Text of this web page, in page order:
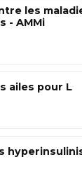
les
- AMMi
ailes pour L